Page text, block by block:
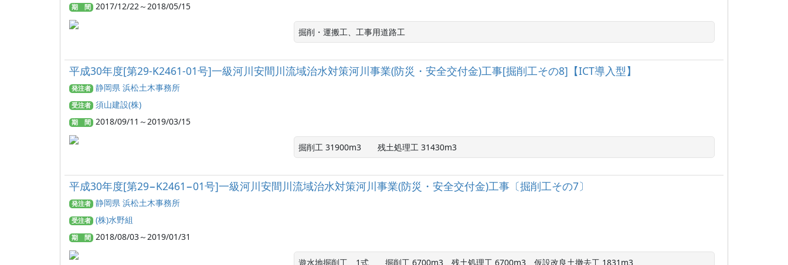
期 間 2017/12/22～2018/05/15
掘削・運搬工、工事用道路工
平成30年度[第29-K2461-01号]一級河川安間川流域治水対策河川事業(防災・安全交付金)工事[掘削工その8]【ICT導入型】
発注者 静岡県 浜松土木事務所
受注者 須山建設(株)
期 間 2018/09/11～2019/03/15
掘削工 31900m3　　残土処理工 31430m3
平成30年度[第29−K2461−01号]一級河川安間川流域治水対策河川事業(防災・安全交付金)工事〔掘削工その7〕
発注者 静岡県 浜松土木事務所
受注者 (株)水野組
期 間 2018/08/03～2019/01/31
遊水地掘削工　1式　　掘削工 6700m3　残土処理工 6700m3　仮設改良土撤去工 1831m3